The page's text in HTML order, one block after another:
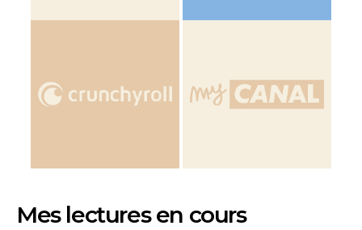
Mes lectures en cours